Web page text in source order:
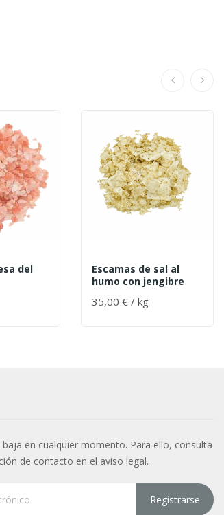
del
Escamas de sal al
humo con jengibre
35,00 € / kg
baja en cualquier momento. Para ello, consulta
de contacto en el aviso legal.